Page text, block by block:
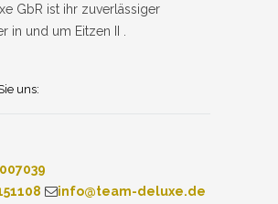
GbR ist ihr zuverlässiger
in und um Eitzen II .
uns:
info@team-deluxe.de